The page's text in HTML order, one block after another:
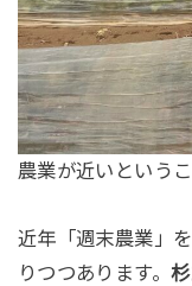
農業が近いという
近年「週末農業」
りつつあります。